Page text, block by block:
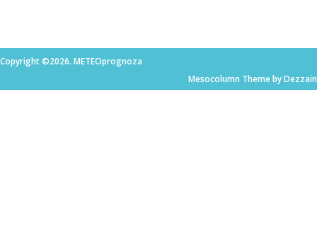
Copyright ©2026. METEOprognoza
Mesocolumn Theme by Dezzain